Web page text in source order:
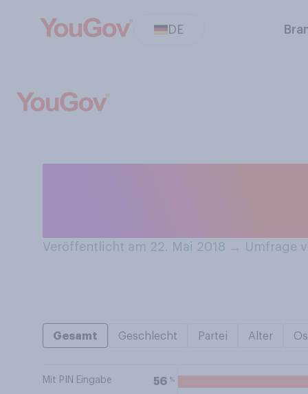
DE
Veröffentlicht am 22. Mai 2018 → Umfrage
Gesamt Geschlecht Partei Alter
Mit PIN Eingabe 56 %